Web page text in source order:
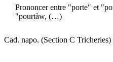
Prononcer entre "porte" et
"pourtàw, (…)
Cad. napo. (Section C Tricheries)